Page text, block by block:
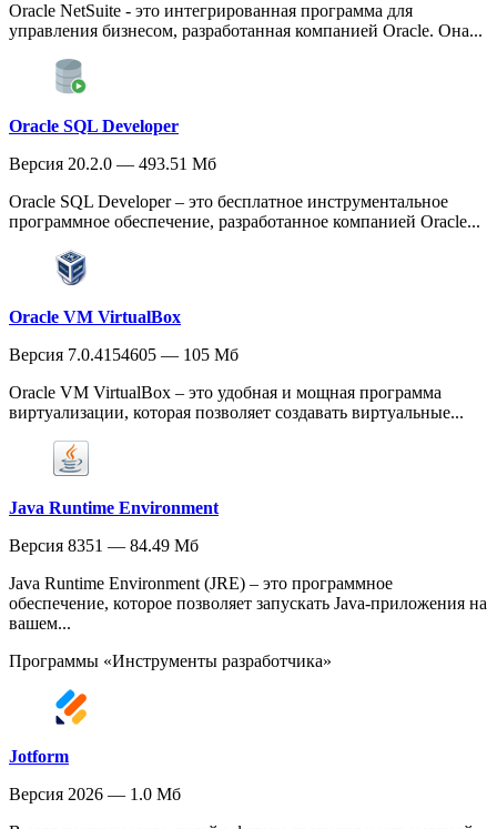
Oracle NetSuite - это интегрированная программа для
управления бизнесом, разработанная компанией Oracle. Она...
Oracle SQL Developer
Версия 20.2.0 — 493.51 Мб
Oracle SQL Developer – это бесплатное инструментальное
программное обеспечение, разработанное компанией Oracle...
Oracle VM VirtualBox
Версия 7.0.4154605 — 105 Мб
Oracle VM VirtualBox – это удобная и мощная программа
виртуализации, которая позволяет создавать виртуальные...
Java Runtime Environment
Версия 8351 — 84.49 Мб
Java Runtime Environment (JRE) – это программное
обеспечение, которое позволяет запускать Java-приложения на
вашем...
Программы «Инструменты разработчика»
Jotform
Версия 2026 — 1.0 Мб